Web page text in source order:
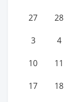
27 28
3 4
10 11
17 18